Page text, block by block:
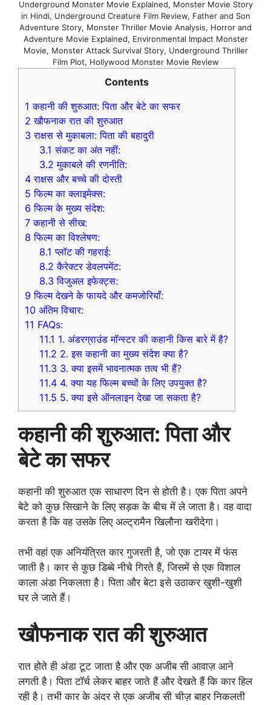
Underground Monster Movie Explained, Monster Movie Story
in Hindi, Underground Creature Film Review, Father and Son
Adventure Story, Monster Thriller Movie Analysis, Horror and
Adventure Movie Explained, Environmental Impact Monster
Movie, Monster Attack Survival Story, Underground Thriller
Film Plot, Hollywood Monster Movie Review
Contents
1 कहानी की शुरुआत: पिता और बेटे का सफर
2 खौफनाक रात की शुरुआत
3 राक्षस से मुकाबला: पिता की बहादुरी
3.1 संकट का अंत नहीं:
3.2 मुकाबले की रणनीति:
4 राक्षस और बच्चे की दोस्ती
5 फिल्म का क्लाइमेक्स:
6 फिल्म के मुख्य संदेश:
7 कहानी से सीख:
8 फिल्म का विश्लेषण:
8.1 प्लॉट की गहराई:
8.2 कैरेक्टर डेवलपमेंट:
8.3 विजुअल इफेक्ट्स:
9 फिल्म देखने के फायदे और कमजोरियाँ:
10 अंतिम विचार:
11 FAQs:
11.1 1. अंडरग्राउंड मॉन्स्टर की कहानी किस बारे में है?
11.2 2. इस कहानी का मुख्य संदेश क्या है?
11.3 3. क्या इसमें भावनात्मक तत्व भी हैं?
11.4 4. क्या यह फिल्म बच्चों के लिए उपयुक्त है?
11.5 5. क्या इसे ऑनलाइन देखा जा सकता है?
कहानी की शुरुआत: पिता और
बेटे का सफर
कहानी की शुरुआत एक साधारण दिन से होती है। एक पिता अपने
बेटे को कुछ सिखाने के लिए सड़क के बीच में ले जाता है। वह वादा
करता है कि वह उसके लिए अल्ट्रामैन खिलौना खरीदेगा।
तभी वहां एक अनियंत्रित कार गुजरती है, जो एक टायर में फंस
जाती है। कार से कुछ डिब्बे नीचे गिरते हैं, जिसमें से एक विशाल
काला अंडा निकलता है। पिता और बेटा इसे उठाकर खुशी-खुशी
घर ले जाते हैं।
खौफनाक रात की शुरुआत
रात होते ही अंडा टूट जाता है और एक अजीब सी आवाज़ आने
लगती है। पिता टॉर्च लेकर बाहर जाते हैं और देखते हैं कि कार हिल
रही है। तभी कार के अंदर से एक अजीब सी चीज़ बाहर निकलती